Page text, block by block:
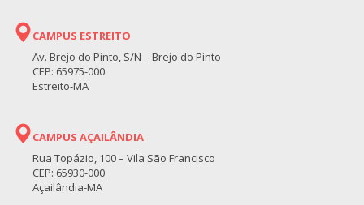
CAMPUS ESTREITO
Av. Brejo do Pinto, S/N – Brejo do Pinto
CEP: 65975-000
Estreito-MA
CAMPUS AÇAILÂNDIA
Rua Topázio, 100 – Vila São Francisco
CEP: 65930-000
Açailândia-MA